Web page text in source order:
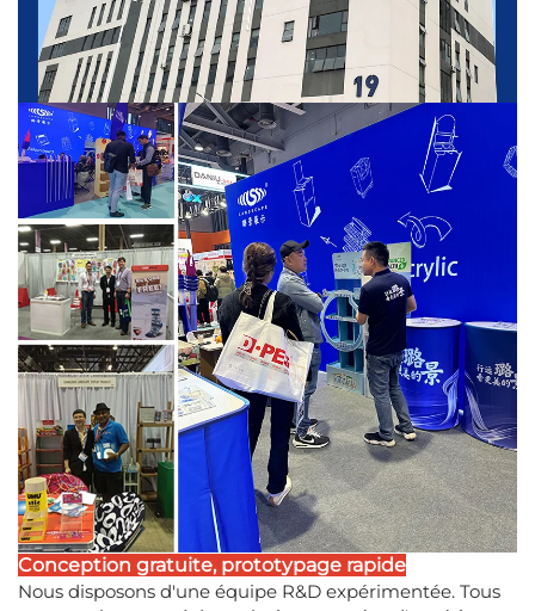
Conception gratuite, prototypage rapide
Nous disposons d'une équipe R&D expérimentée. Tous